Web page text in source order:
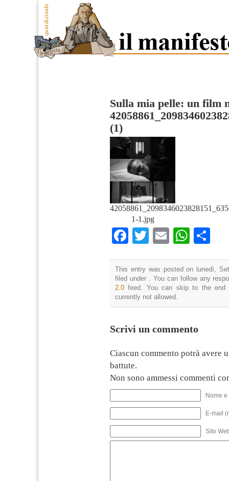
Sulla mia pelle: un film
(1)
1-1.jpg
Facebook
TwitterEmail
This entry was posted on lunedì,
filed under . You can follow any
2.0 feed. You can skip to the end
currently not allowed.
Scrivi un commento
Ciascun commento potrà avere
battute.
Non sono ammessi commenti
Nome
E-mail
Sito